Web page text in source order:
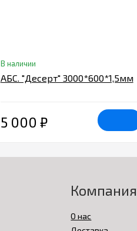
В наличии
АБС. "Десерт" 3000*600*1,5мм
5 000 ₽
Компания
О нас